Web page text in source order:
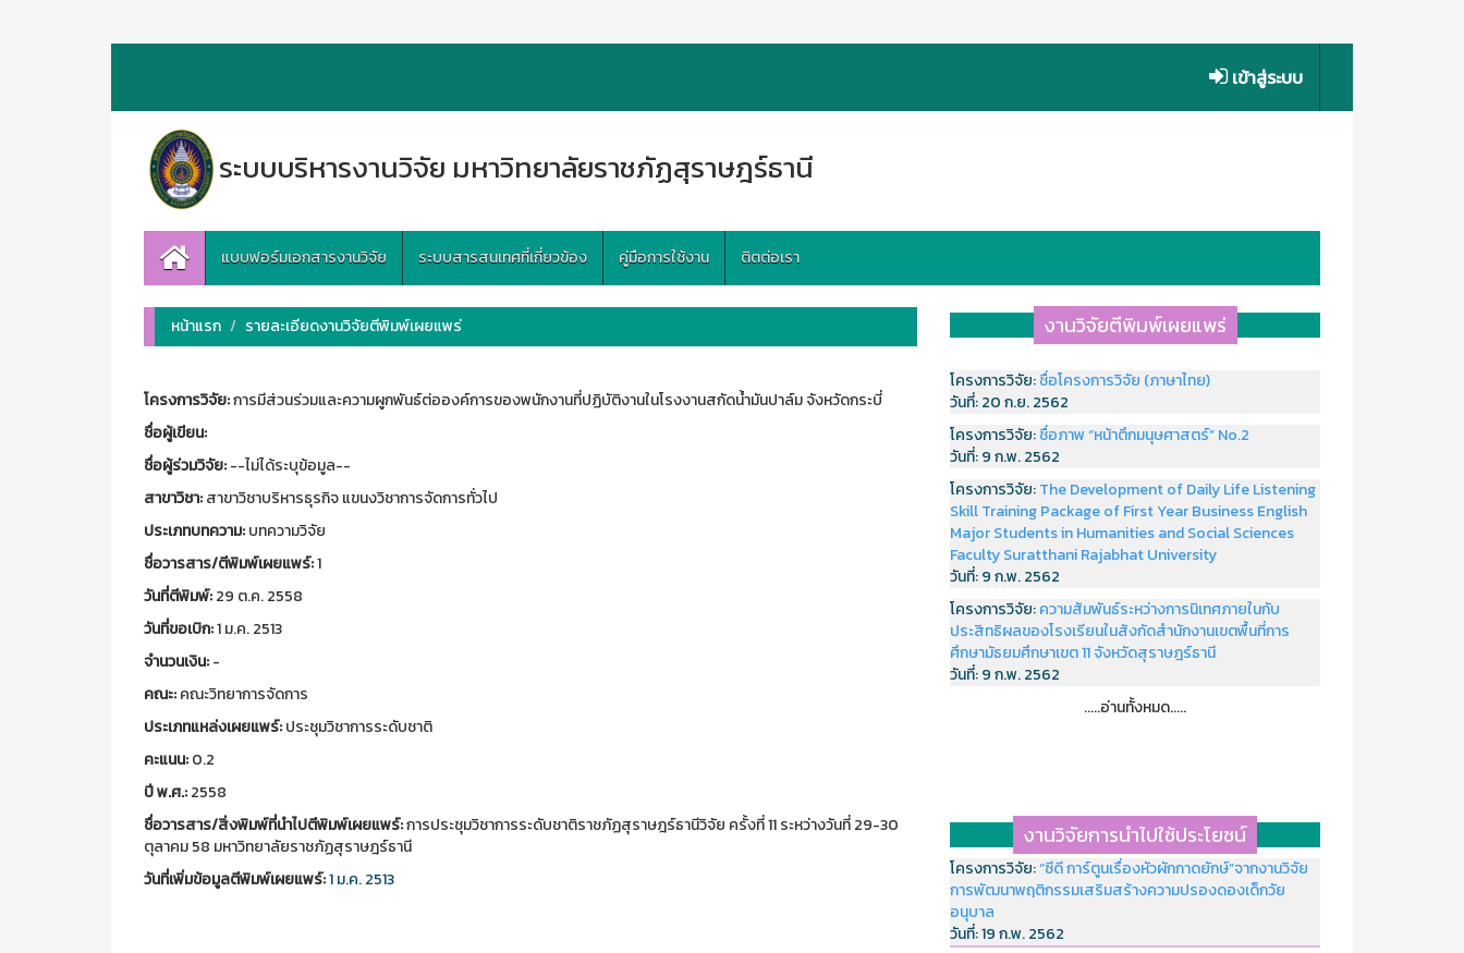
เข้าสู่ระบบ
ระบบบริหารงานวิจัย มหาวิทยาลัยราชภัฏสุราษฎร์ธานี
แบบฟอร์มเอกสารงานวิจัย ระบบสารสนเทศที่เกี่ยวข้อง คู่มือการใช้งาน ติตต่อเรา
หน้าแรก รายละเอียดงานวิจัยตีพิมพ์เผยแพร่
โครงการวิจัย:การมีส่วนร่วมและความผูกพันธ์ต่อองค์การของพนักงานที่ปฏิบัติงานในโรงงานสกัดน้ำมันปาล์ม จังหวัดกระบี่
ชื่อผู้เขียน:
ชื่อผู้ร่วมวิจัย:--ไม่ได้ระบุข้อมูล--
สาขาวิชา:สาขาวิชาบริหารธุรกิจ แขนงวิชาการจัดการทั่วไป
ประเภทบทความ:บทความวิจัย
ชื่อวารสาร/ตีพิมพ์เผยแพร์:1
วันที่ตีพิมพ์:29 ต.ค. 2558
วันที่ขอเบิก:1 ม.ค. 2513
จำนวนเงิน:-
คณะ:คณะวิทยาการจัดการ
ประเภทแหล่งเผยแพร์:ประชุมวิชาการระดับชาติ
คะแนน:0.2
ปี พ.ศ.:2558
ชื่อวารสาร/สิ่งพิมพ์ที่นำไปตีพิมพ์เผยแพร์:การประชุมวิชาการระดับชาติราชภัฏสุราษฎร์ธานีวิจัย ครั้งที่ 11 ระหว่างวันที่ 29-30
ตุลาคม 58 มหาวิทยาลัยราชภัฏสุราษฎร์ธานี
วันที่เพิ่มข้อมูลตีพิมพ์เผยแพร์:1 ม.ค. 2513
งานวิจัยตีพิมพ์เผยแพร่
โครงการวิจัย:ชื่อโครงการวิจัย (ภาษาไทย)
วันที่:20 ก.ย. 2562
โครงการวิจัย:ชื่อภาพ “หน้าตึกมนุษศาสตร์” No.2
วันที่:9 ก.พ. 2562
โครงการวิจัย:The Development of Daily Life Listening
Skill Training Package of First Year Business English
Major Students in Humanities and Social Sciences
Faculty Suratthani Rajabhat University
วันที่:9 ก.พ. 2562
โครงการวิจัย:ความสัมพันธ์ระหว่างการนิเทศภายในกับ
ประสิทธิผลของโรงเรียนในสังกัดสำนักงานเขตพื้นที่การ
ศึกษามัธยมศึกษาเขต 11 จังหวัดสุราษฎร์ธานี
วันที่:9 ก.พ. 2562
.....อ่านทั้งหมด.....
งานวิจัยการนำไปใช้ประโยชน์
โครงการวิจัย:“ซีดี การ์ตูนเรื่องหัวผักกาดยักษ์”จากงานวิจัย
การพัฒนาพฤติกรรมเสริมสร้างความปรองดองเด็กวัย
อนุบาล
วันที่:19 ก.พ. 2562